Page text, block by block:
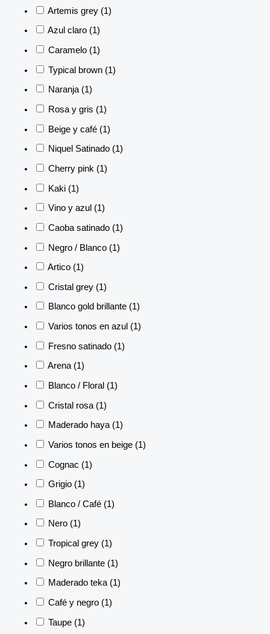
Artemis grey (1)
Azul claro (1)
Caramelo (1)
Typical brown (1)
Naranja (1)
Rosa y gris (1)
Beige y café (1)
Niquel Satinado (1)
Cherry pink (1)
Kaki (1)
Vino y azul (1)
Caoba satinado (1)
Negro / Blanco (1)
Artico (1)
Cristal grey (1)
Blanco gold brillante (1)
Varios tonos en azul (1)
Fresno satinado (1)
Arena (1)
Blanco / Floral (1)
Cristal rosa (1)
Maderado haya (1)
Varios tonos en beige (1)
Cognac (1)
Grigio (1)
Blanco / Café (1)
Nero (1)
Tropical grey (1)
Negro brillante (1)
Maderado teka (1)
Café y negro (1)
Taupe (1)